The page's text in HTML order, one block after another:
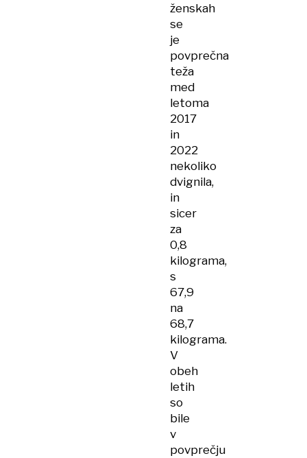
ženskah
se
je
povprečna
teža
med
letoma
2017
in
2022
nekoliko
dvignila,
in
sicer
za
0,8
kilograma,
s
67,9
na
68,7
kilograma.
V
obeh
letih
so
bile
v
povprečju